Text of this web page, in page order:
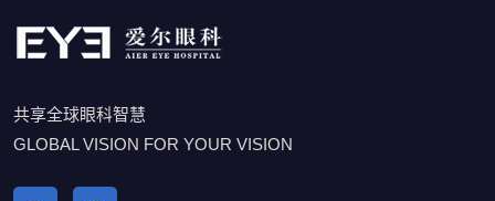
共享全球眼科智慧
GLOBAL VISION FOR YOUR VISION